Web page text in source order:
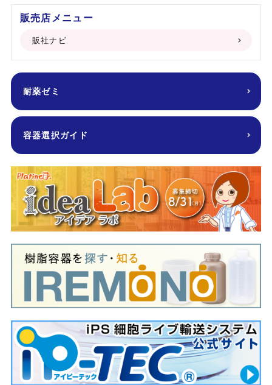
販売店メニュー
販社ナビ
耐薬ゼミ
容器選択ガイド